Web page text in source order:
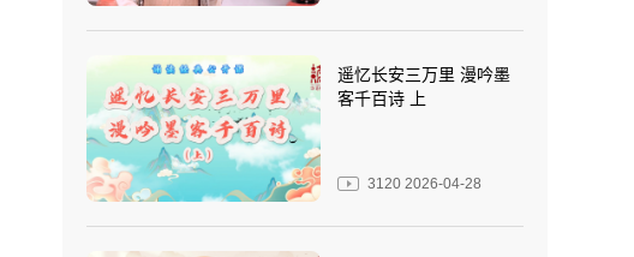
遥忆长安三万里 漫吟墨
客千百诗 上
3120 2026-04-28